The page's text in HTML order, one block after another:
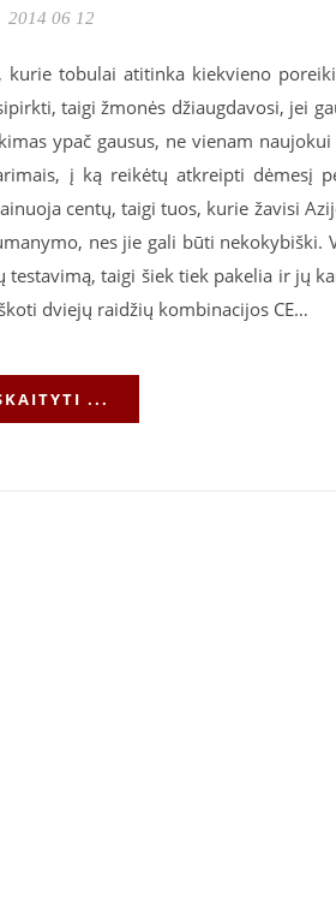
2014 06 12
tobulai atitinka kiekvieno
taigi žmonės džiaugdavosi, jei
ypač gausus, ne vienam
į ką reikėtų atkreipti dėmesį
centų, taigi tuos, kurie žavisi
nes jie gali būti nekokybiški.
taigi šiek tiek pakelia ir jų
dviejų raidžių kombinacijos CE…
...